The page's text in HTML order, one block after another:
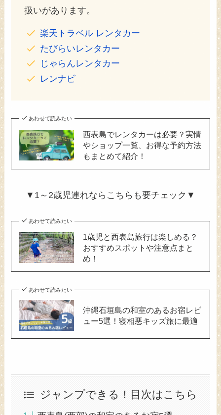
扱いがあります。
楽天トラベル レンタカー
たびらいレンタカー
じゃらんレンタカー
レンナビ
あわせて読みたい
西表島でレンタカーは必要？実情
やショップ一覧、お得な予約方法
もまとめて紹介！
▼1～2歳児連れならこちらも要チェック▼
あわせて読みたい
1歳児と西表島旅行は楽しめる？
おすすめスポットや注意点まと
め！
あわせて読みたい
沖縄石垣島の和室のあるお宿レビ
ュー5選！寝相悪キッズ旅に最適
ジャンプできる！目次はこちら